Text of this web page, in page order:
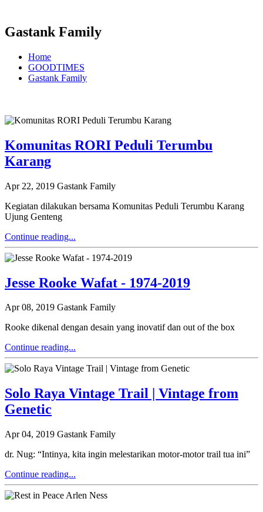
Gastank Family
Home
GOODTIMES
Gastank Family
Komunitas RORI Peduli Terumbu
Karang
Apr 22, 2019 Gastank Family
Kegiatan dilakukan bersama Komunitas Peduli Terumbu Karang
Ujung Genteng
Continue reading...
Jesse Rooke Wafat - 1974-2019
Apr 08, 2019 Gastank Family
Rooke dikenal dengan desain yang inovatif dan out of the box
Continue reading...
Solo Raya Vintage Trail | Vintage from
Genetic
Apr 04, 2019 Gastank Family
dr. Nug: “Intinya, kita ingin melestarikan motor-motor trail tua ini”
Continue reading...